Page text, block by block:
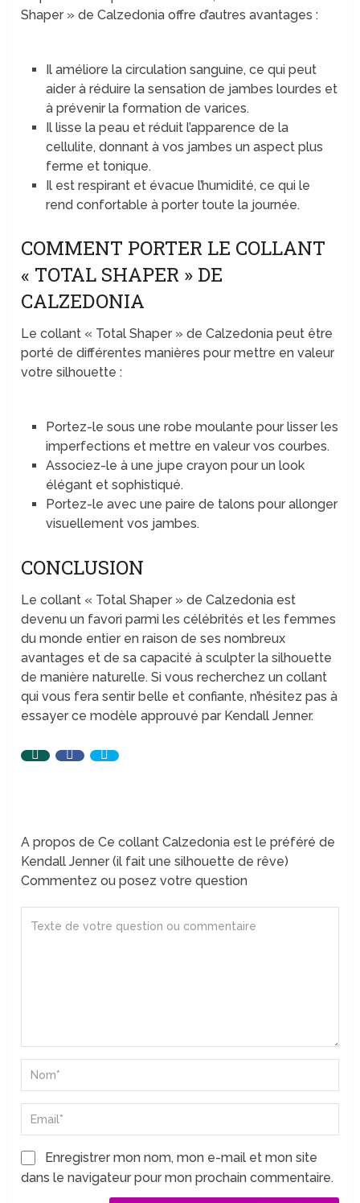
Shaper » de Calzedonia offre d’autres avantages :
Il améliore la circulation sanguine, ce qui peut
aider à réduire la sensation de jambes lourdes et
à prévenir la formation de varices.
Il lisse la peau et réduit l’apparence de la
cellulite, donnant à vos jambes un aspect plus
ferme et tonique.
Il est respirant et évacue l’humidité, ce qui le
rend confortable à porter toute la journée.
COMMENT PORTER LE COLLANT
« TOTAL SHAPER » DE
CALZEDONIA
Le collant « Total Shaper » de Calzedonia peut être
porté de différentes manières pour mettre en valeur
votre silhouette :
Portez-le sous une robe moulante pour lisser les
imperfections et mettre en valeur vos courbes.
Associez-le à une jupe crayon pour un look
élégant et sophistiqué.
Portez-le avec une paire de talons pour allonger
visuellement vos jambes.
CONCLUSION
Le collant « Total Shaper » de Calzedonia est
devenu un favori parmi les célébrités et les femmes
du monde entier en raison de ses nombreux
avantages et de sa capacité à sculpter la silhouette
de manière naturelle. Si vous recherchez un collant
qui vous fera sentir belle et confiante, n’hésitez pas à
essayer ce modèle approuvé par Kendall Jenner.
A propos de Ce collant Calzedonia est le préféré de
Kendall Jenner (il fait une silhouette de rêve)
Commentez ou posez votre question
Enregistrer mon nom, mon e-mail et mon site
dans le navigateur pour mon prochain commentaire.